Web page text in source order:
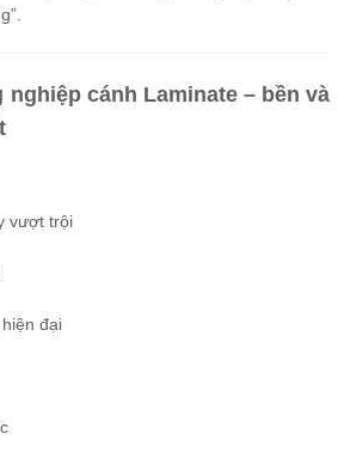
nghiệp cánh Laminate – bền và
vượt trội
đại